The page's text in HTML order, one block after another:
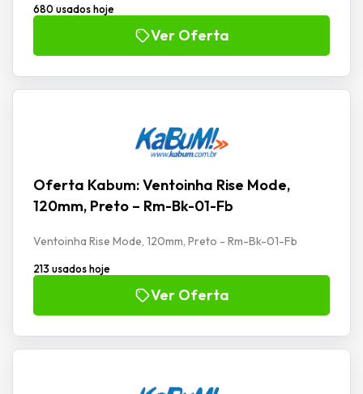
680 usados hoje
Ver Oferta
Oferta Kabum: Ventoinha Rise Mode,
120mm, Preto – Rm-Bk-01-Fb
Ventoinha Rise Mode, 120mm, Preto - Rm-Bk-01-Fb
213 usados hoje
Ver Oferta